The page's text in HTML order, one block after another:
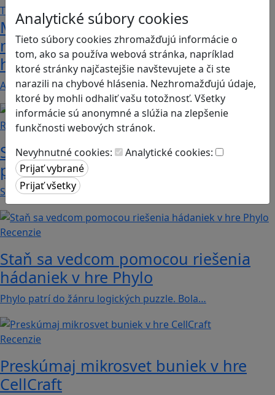
Analytické súbory cookies
Tieto súbory cookies zhromažďujú informácie o
tom, ako sa používa webová stránka, napríklad
ktoré stránky najčastejšie navštevujete a či ste
narazili na chybové hlásenia. Nezhromažďujú údaje,
ktoré by mohli odhaliť vašu totožnosť. Všetky
informácie sú anonymné a slúžia na zlepšenie
funkčnosti webových stránok.
Nevyhnutné cookies:
Analytické cookies:
Majú vaše deti problém s
matematikou a geometriou? Tieto
hry by im mohli pomôcť
Ak máte doma malých hráčov, ktorí ale zaostávajú…
Recenzie
Supermarket Together: vyskúšajte si
prácu v obchode
Supermarket Together je simulačná hra, v ktorej…
Recenzie
Staň sa vedcom pomocou riešenia
hádaniek v hre Phylo
Phylo patrí do žánru logických puzzle. Bola…
Recenzie
Preskúmaj mikrosvet buniek v hre
CellCraft